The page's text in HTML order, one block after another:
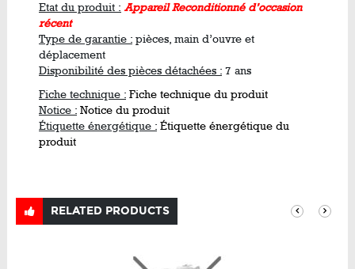
Etat du produit : Appareil Reconditionné d’occasion
récent
Type de garantie : pièces, main d’ouvre et
déplacement
Disponibilité des pièces détachées : 7 ans
Fiche technique : Fiche technique du produit
Notice : Notice du produit
Étiquette énergétique : Étiquette énergétique du
produit
RELATED PRODUCTS